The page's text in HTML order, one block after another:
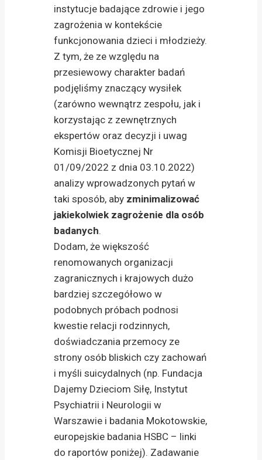
instytucje badające zdrowie i jego
zagrożenia w kontekście
funkcjonowania dzieci i młodzieży.
Z tym, że ze względu na
przesiewowy charakter badań
podjęliśmy znaczący wysiłek
(zarówno wewnątrz zespołu, jak i
korzystając z zewnętrznych
ekspertów oraz decyzji i uwag
Komisji Bioetycznej Nr
01/09/2022 z dnia 03.10.2022)
analizy wprowadzonych pytań w
taki sposób, aby zminimalizować
jakiekolwiek zagrożenie dla osób
badanych.
Dodam, że większość
renomowanych organizacji
zagranicznych i krajowych dużo
bardziej szczegółowo w
podobnych próbach podnosi
kwestie relacji rodzinnych,
doświadczania przemocy ze
strony osób bliskich czy zachowań
i myśli suicydalnych (np. Fundacja
Dajemy Dzieciom Siłę, Instytut
Psychiatrii i Neurologii w
Warszawie i badania Mokotowskie,
europejskie badania HSBC – linki
do raportów poniżej). Zadawanie